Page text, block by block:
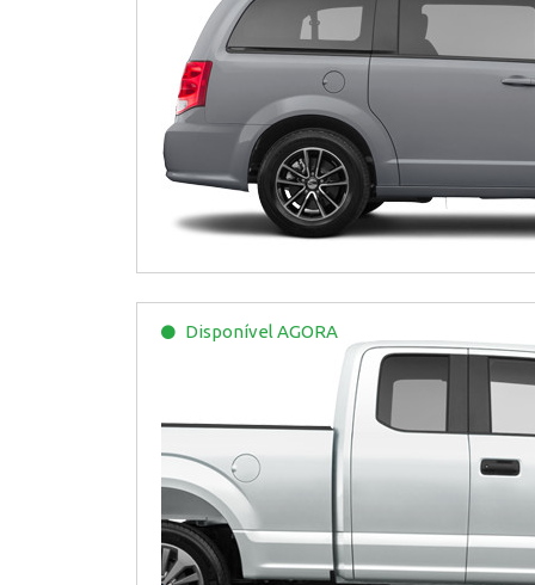
Disponível AGORA